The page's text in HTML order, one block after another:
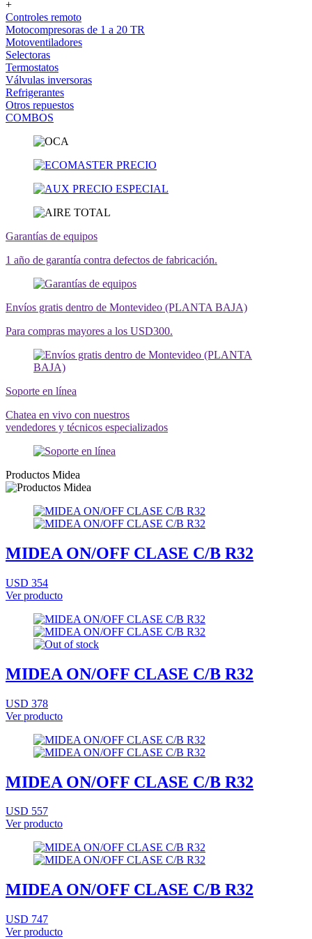
+
Controles remoto
Motocompresoras de 1 a 20 TR
Motoventiladores
Selectoras
Termostatos
Válvulas inversoras
Refrigerantes
Otros repuestos
COMBOS
Garantías de equipos
1 año de garantía contra defectos de fabricación.
Envíos gratis dentro de Montevideo (PLANTA BAJA)
Para compras mayores a los USD300.
Soporte en línea
Chatea en vivo con nuestros
vendedores y técnicos especializados
Productos Midea
MIDEA ON/OFF CLASE C/B R32
USD 354
Ver producto
MIDEA ON/OFF CLASE C/B R32
USD 378
Ver producto
MIDEA ON/OFF CLASE C/B R32
USD 557
Ver producto
MIDEA ON/OFF CLASE C/B R32
USD 747
Ver producto